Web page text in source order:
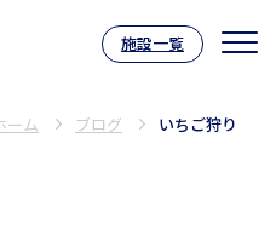
ム サニーステー
施設一覧
ーム ブログ いちご狩り